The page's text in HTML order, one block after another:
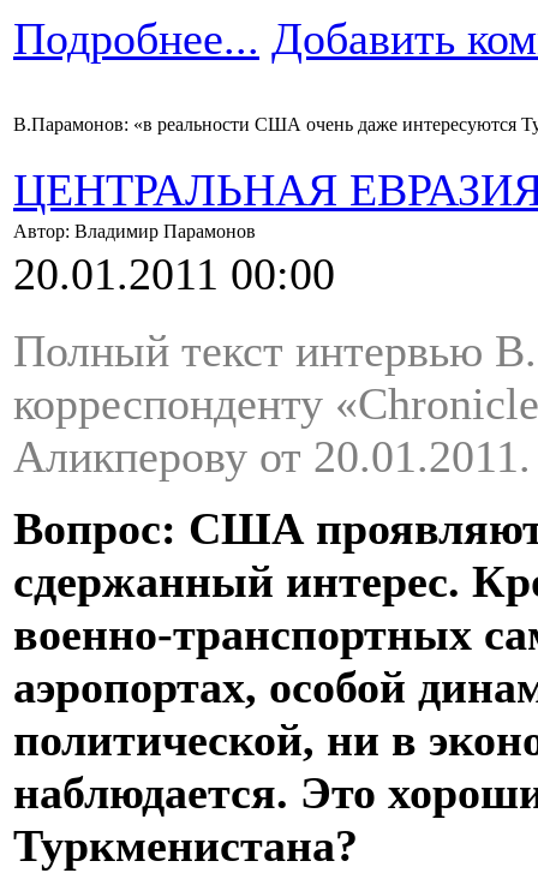
Подробнее... Добавить
В.Парамонов: «в реальности США очень даже интересуются
ЦЕНТРАЛЬНАЯ
Автор: Владимир Парамонов
20.01.2011 00:00
Полный текст интервью
корреспонденту
Аликперову от 20.01.2011.
Вопрос: США проявляют
сдержанный интерес.
военно-транспортных
аэропортах, особой
политической, ни в
наблюдается. Это
Туркменистана?